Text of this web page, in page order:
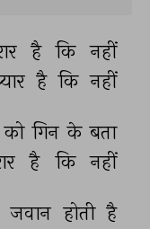
है कि नहीं
है कि नहीं
को गिन के बता
है कि नहीं
जवान होती है